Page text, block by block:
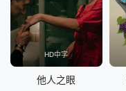
HD中字
他人之眼